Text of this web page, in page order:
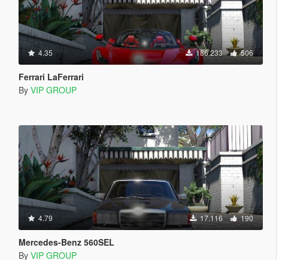
4.35 186.233 506
Ferrari LaFerrari
By VIP GROUP
4.79 17.116 190
Mercedes-Benz 560SEL
By VIP GROUP